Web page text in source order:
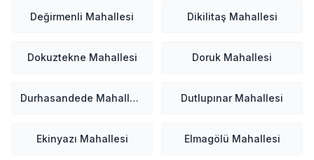
Değirmenli Mahallesi Dikilitaş Mahallesi
Dokuztekne Mahallesi Doruk Mahallesi
Durhasandede Mahallesi Dutlupınar Mahallesi
Ekinyazı Mahallesi Elmagölü Mahallesi